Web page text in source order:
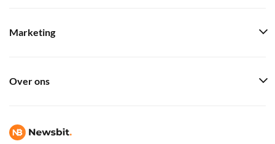
Marketing
Over ons